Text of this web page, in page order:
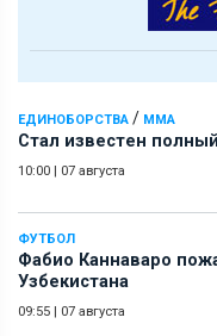
ЕДИНОБОРСТВА / ММА
Стал известен
10:00 | 07 августа
ФУТБОЛ
Фабио Каннаваро
Узбекистана
09:55 | 07 августа